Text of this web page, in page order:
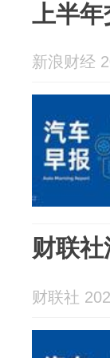
上半年
新浪财经
财联社
财联社